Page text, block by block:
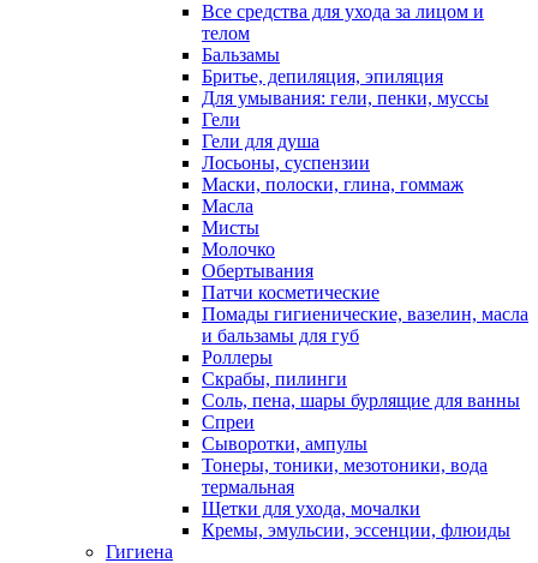
Все средства для ухода за лицом и
телом
Бальзамы
Бритье, депиляция, эпиляция
Для умывания: гели, пенки, муссы
Гели
Гели для душа
Лосьоны, суспензии
Маски, полоски, глина, гоммаж
Масла
Мисты
Молочко
Обертывания
Патчи косметические
Помады гигиенические, вазелин, масла
и бальзамы для губ
Роллеры
Скрабы, пилинги
Соль, пена, шары бурлящие для ванны
Спреи
Сыворотки, ампулы
Тонеры, тоники, мезотоники, вода
термальная
Щетки для ухода, мочалки
Кремы, эмульсии, эссенции, флюиды
Гигиена